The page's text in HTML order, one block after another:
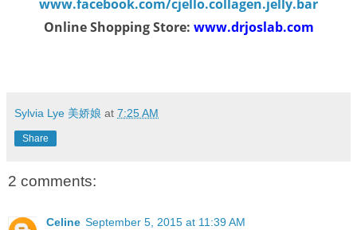
www.facebook.com/cjello.collagen.jelly.bar
Online Shopping Store: www.drjoslab.com
Sylvia Lye 美娇娘 at 7:25 AM
Share
2 comments:
Celine September 5, 2015 at 11:39 AM